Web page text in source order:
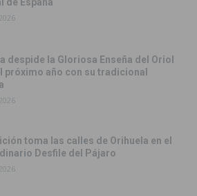
de España
despide la Gloriosa Enseña del Oriol
próximo año con su tradicional
toma las calles de Orihuela en el
Desfile del Pájaro